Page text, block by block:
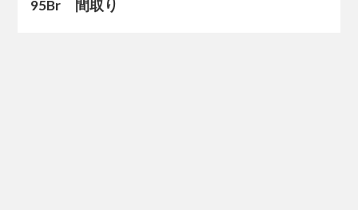
95Br 間取り